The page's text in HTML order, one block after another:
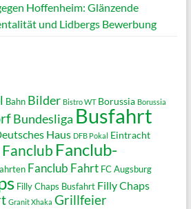
Hoffenheim: Glänzende
und Lidbergs Bewerbung
Bahn Bilder Bistro WT Borussia Borussia
Bundesliga Busfahrt
Haus DFB Pokal Eintracht
Fanclub Fanclub-
Fanclub Fahrt FC Augsburg
Filly Chaps Busfahrt Filly Chaps
Granit Xhaka Grillfeier